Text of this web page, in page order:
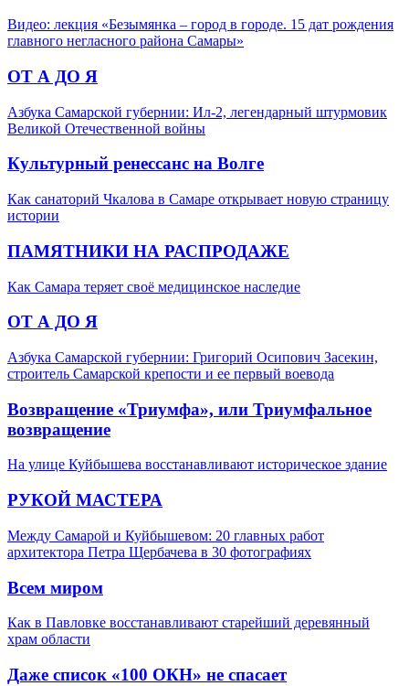
Видео: лекция «Безымянка – город в городе. 15 дат рождения
главного негласного района Самары»
ОТ А ДО Я
Азбука Самарской губернии: Ил-2, легендарный штурмовик
Великой Отечественной войны
Культурный ренессанс на Волге
Как санаторий Чкалова в Самаре открывает новую страницу
истории
ПАМЯТНИКИ НА РАСПРОДАЖЕ
Как Самара теряет своё медицинское наследие
ОТ А ДО Я
Азбука Самарской губернии: Григорий Осипович Засекин,
строитель Самарской крепости и ее первый воевода
Возвращение «Триумфа», или Триумфальное
возвращение
На улице Куйбышева восстанавливают историческое здание
РУКОЙ МАСТЕРА
Между Самарой и Куйбышевом: 20 главных работ
архитектора Петра Щербачева в 30 фотографиях
Всем миром
Как в Павловке восстанавливают старейший деревянный
храм области
Даже список «100 ОКН» не спасает